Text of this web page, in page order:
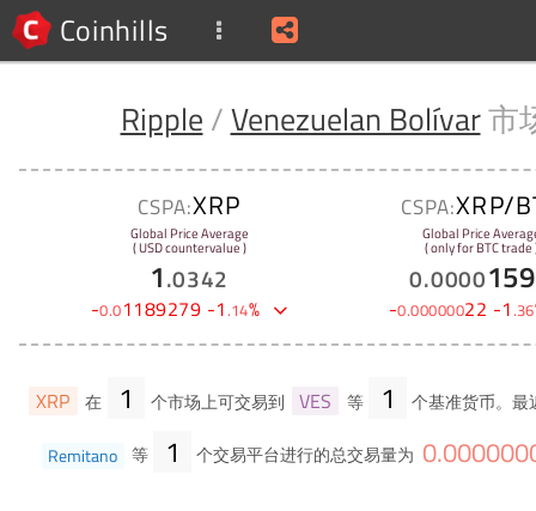
Coinhills
Ripple /Venezuelan Bolívar市
CSPA:XRP
Global Price Average
( USD countervalue )
1.0342
-0.01189279 -1.14%
CSPA:XRP/
Global Price
( only for BTC trade
0.0000
-0.00000022 -1.36
XRP 在 1 个市场上可交易到 VES 等 1 个基准货币。
Remitano 等 1 个交易平台进行的总交易量为 0.